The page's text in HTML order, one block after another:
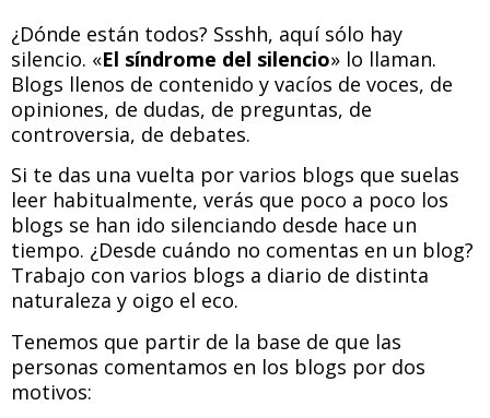
¿Dónde están todos? Ssshh, aquí sólo hay
silencio. «El síndrome del silencio» lo llaman.
Blogs llenos de contenido y vacíos de voces, de
opiniones, de dudas, de preguntas, de
controversia, de debates.
Si te das una vuelta por varios blogs que suelas
leer habitualmente, verás que poco a poco los
blogs se han ido silenciando desde hace un
tiempo. ¿Desde cuándo no comentas en un blog?
Trabajo con varios blogs a diario de distinta
naturaleza y oigo el eco.
Tenemos que partir de la base de que las
personas comentamos en los blogs por dos
motivos: